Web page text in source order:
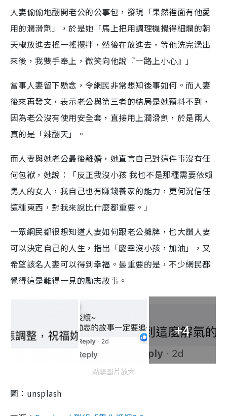
人妻偷偷地翻開老公的公事包，發現「果然裡面有他愛
用的潤滑劑」，於是她「馬上把用調理機攪得細爛的朝
天椒放進去搖一搖攪拌，然後在放進去，等他洗完澡出
來後，我雙手奉上，微笑向他說『一路上小心』」
當事人妻留下懸念，令網民非常想知後事如何。而人妻
後來再發文，表示老公與第三者的結局是她預料不到，
因為老公沒有使用安全套，直接用上潤滑劑，於是兩人
真的是「辣翻天」。
而人妻與她老公最後離婚，她直言自己對這件事沒有任
何包袱，她說：「反正我沒小孩 我也不是那種需要依賴
男人的女人，我自己也有賺錢養家的能力，更何況信任
這種東西，對我來說比什麼都重要。」
一眾網民都很想知道人妻如何跟老公攤牌，也大讚人妻
可以決定自己的人生，指出「慶幸沒小孩，加油」，又
希望該名人妻可以得到幸福。最重要的是，不少網民都
覺得這是難得一見的勵志故事。
+4
點擊圖片放大
圖：unsplash